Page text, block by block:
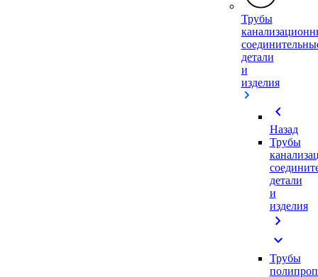
Трубы
детали
и
изделия
chevron_left
Назад
Трубы
детали
и
изделия
chevron_right
expand_more
Трубы